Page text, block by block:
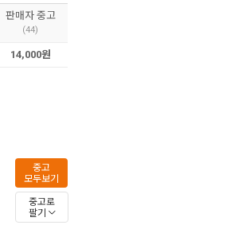
판매자 중고
(44)
14,000원
중고
모두보기
중고로
팔기